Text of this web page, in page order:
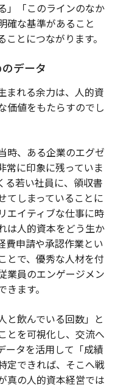
」「このラインのなか
確な基準があること
とにつながります。
データ
れる余力は、人的資
価値をもたらすのでし
時、ある企業のエグゼ
常に印象に残っていま
る若い社員に、領収書
てしまっていることに
エイティブな仕事に時
は人的資本をどう生か
費申請や承認作業とい
とで、優秀な人材を付
業員のエンゲージメン
ます。
と飲んでいる回数」と
とを可視化し、交流へ
ータを活用して「成績
定できれば、そこへ戦
真の人的資本経営では